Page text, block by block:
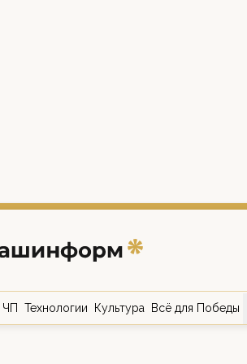
ЧП Технологии Культура Всё для Победы